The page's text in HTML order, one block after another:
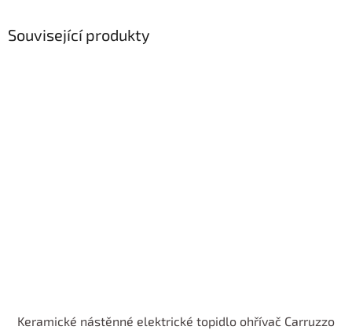
Související produkty
Keramické nástěnné elektrické topidlo ohřívač Carruzzo